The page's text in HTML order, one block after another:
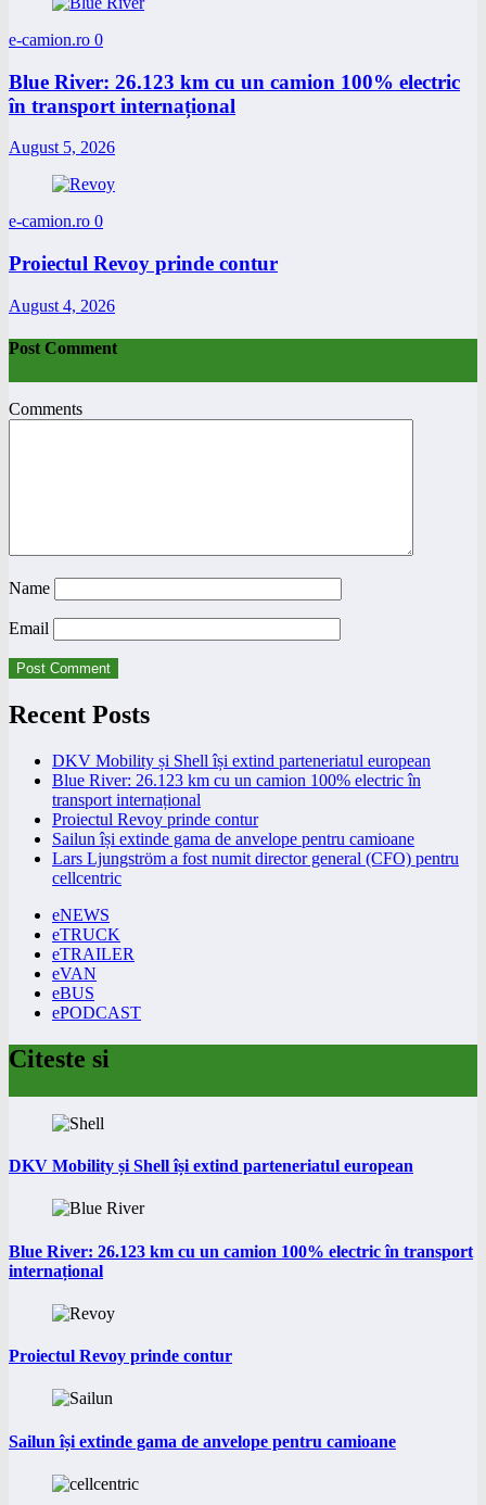
e-camion.ro 0
Blue River: 26.123 km cu un camion 100% electric
în transport internațional
August 5, 2026
e-camion.ro 0
Proiectul Revoy prinde contur
August 4, 2026
Post Comment
Comments
Name
Email
Recent Posts
DKV Mobility și Shell își extind parteneriatul european
Blue River: 26.123 km cu un camion 100% electric în
transport internațional
Proiectul Revoy prinde contur
Sailun își extinde gama de anvelope pentru camioane
Lars Ljungström a fost numit director general (CFO) pentru
cellcentric
eNEWS
eTRUCK
eTRAILER
eVAN
eBUS
ePODCAST
Citeste si
DKV Mobility și Shell își extind parteneriatul european
Blue River: 26.123 km cu un camion 100% electric în transport
internațional
Proiectul Revoy prinde contur
Sailun își extinde gama de anvelope pentru camioane